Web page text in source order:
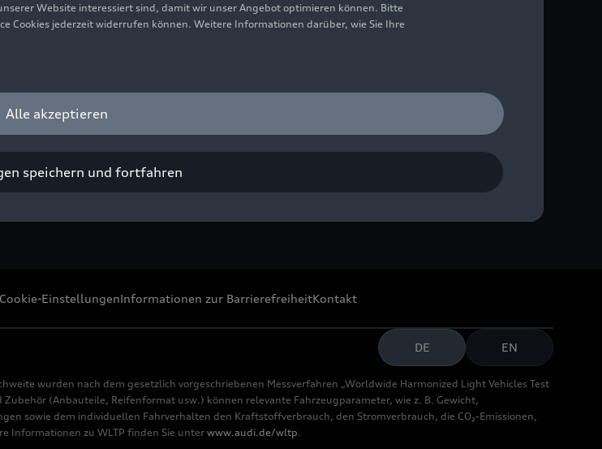
Cookie-EinstellungenInformationen zur BarrierefreiheitKontakt
DE EN
wurden nach dem gesetzlich vorgeschriebenen Messverfahren „Worldwide Harmonized Light Vehicles Test
(Anbauteile, Reifenformat usw.) können relevante Fahrzeugparameter, wie z. B. Gewicht,
sowie dem individuellen Fahrverhalten den Kraftstoffverbrauch, den Stromverbrauch, die CO₂-Emissionen,
Informationen zu WLTP finden Sie unter www.audi.de/wltp.
Website interessiert sind, damit wir unser Angebot optimieren können. Bitte
Cookies jederzeit widerrufen können. Weitere Informationen darüber, wie Sie Ihre
Alle akzeptieren
speichern und fortfahren